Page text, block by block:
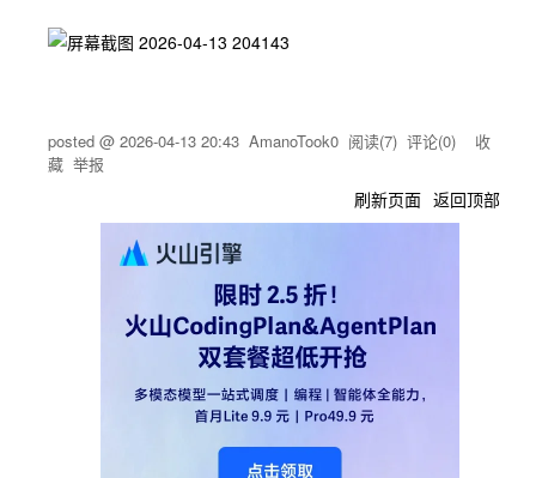
posted @ 2026-04-13 20:43 AmanoTook0 阅读(7) 评论(0) 收
藏 举报
刷新页面 返回顶部